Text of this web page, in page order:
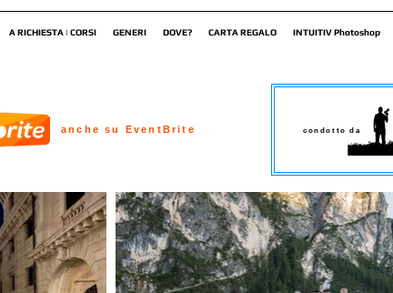
A RICHIESTA | CORSI GENERI DOVE? CARTA REGALO INTUITIV Photoshop
condotto da
anche su EventBrite